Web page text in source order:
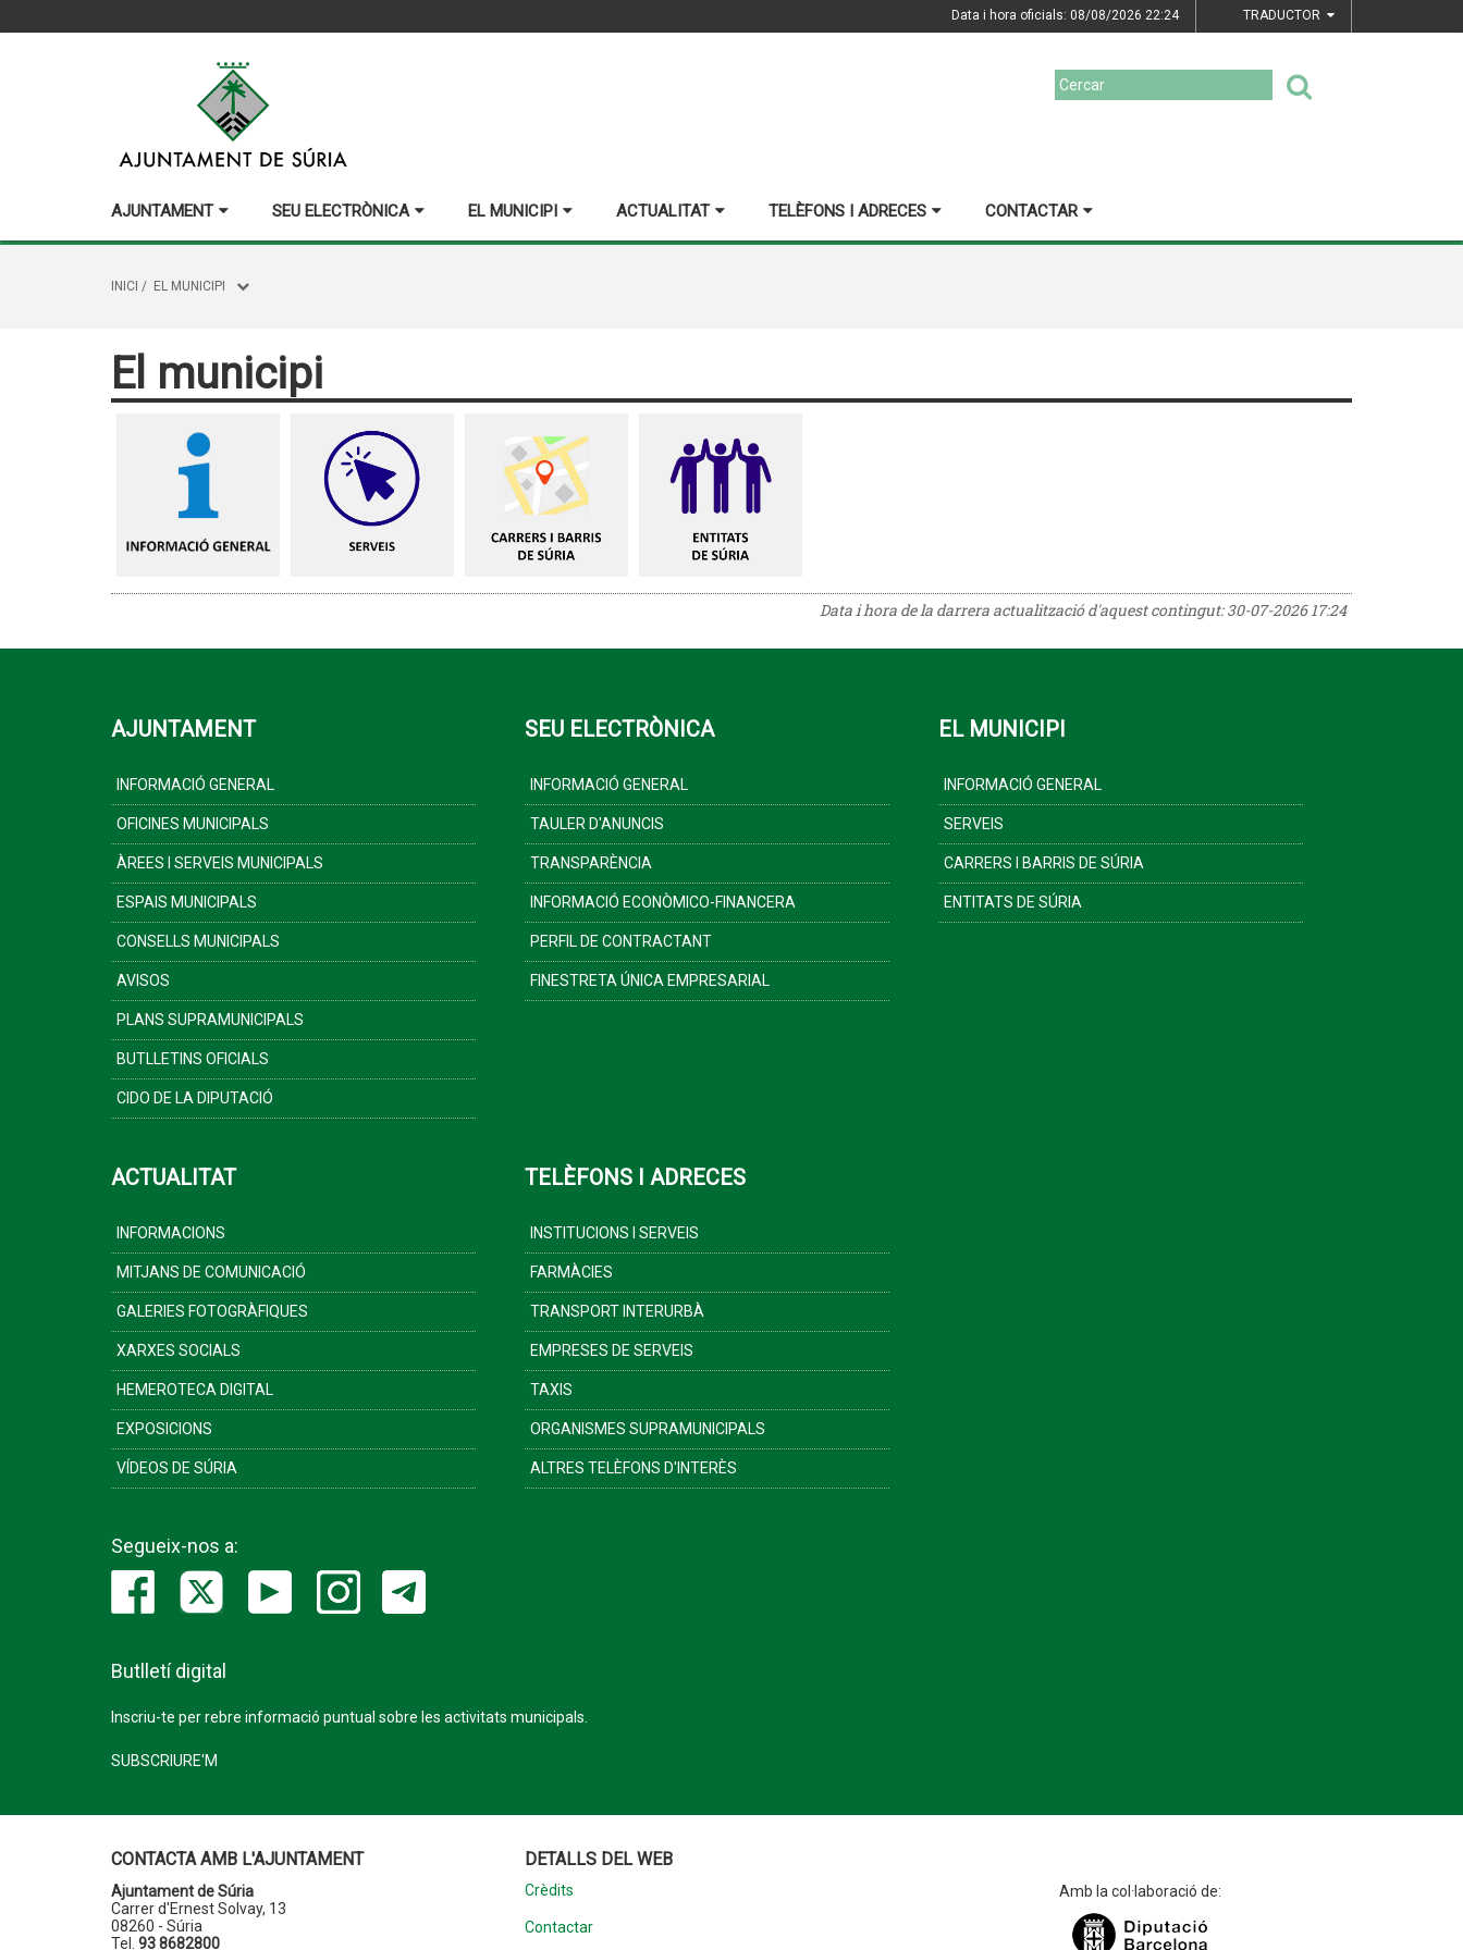
Data i hora oficials: 08/08/2026 22:24 TRADUCTOR
AJUNTAMENT SEU ELECTRÒNICA EL MUNICIPI ACTUALITAT TELÈFONS I ADRECES CONTACTAR
INICI / EL MUNICIPI
El municipi
Data i hora de la darrera actualització d'aquest contingut:30-07-2026 17:24
AJUNTAMENT
INFORMACIÓ GENERAL
OFICINES MUNICIPALS
ÀREES I SERVEIS MUNICIPALS
ESPAIS MUNICIPALS
CONSELLS MUNICIPALS
AVISOS
PLANS SUPRAMUNICIPALS
BUTLLETINS OFICIALS
CIDO DE LA DIPUTACIÓ
SEU ELECTRÒNICA
INFORMACIÓ GENERAL
TAULER D'ANUNCIS
TRANSPARÈNCIA
INFORMACIÓ ECONÒMICO-FINANCERA
PERFIL DE CONTRACTANT
FINESTRETA ÚNICA EMPRESARIAL
EL MUNICIPI
INFORMACIÓ GENERAL
SERVEIS
CARRERS I BARRIS DE SÚRIA
ENTITATS DE SÚRIA
ACTUALITAT
INFORMACIONS
MITJANS DE COMUNICACIÓ
GALERIES FOTOGRÀFIQUES
XARXES SOCIALS
HEMEROTECA DIGITAL
EXPOSICIONS
VÍDEOS DE SÚRIA
TELÈFONS I ADRECES
INSTITUCIONS I SERVEIS
FARMÀCIES
TRANSPORT INTERURBÀ
EMPRESES DE SERVEIS
TAXIS
ORGANISMES SUPRAMUNICIPALS
ALTRES TELÈFONS D'INTERÈS
Segueix-nos a:
Butlletí digital
Inscriu-te per rebre informació puntual sobre les activitats municipals.
SUBSCRIURE'M
CONTACTA AMB L'AJUNTAMENT
Ajuntament de Súria
Carrer d'Ernest Solvay, 13
08260 - Súria
Tel. 93 8682800
DETALLS DEL WEB
Crèdits
Contactar
Amb la col·laboració de: